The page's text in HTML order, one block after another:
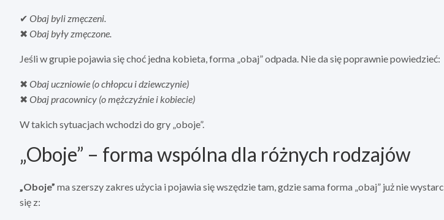
✔ Obaj byli zmęczeni.
✖ Obaj były zmęczone.
Jeśli w grupie pojawia się choć jedna kobieta, forma „obaj” odpada. Nie da się poprawnie powiedzieć:
✖ Obaj uczniowie (o chłopcu i dziewczynie)
✖ Obaj pracownicy (o mężczyźnie i kobiecie)
W takich sytuacjach wchodzi do gry „oboje”.
„Oboje” – forma wspólna dla różnych rodzajów
„Oboje” ma szerszy zakres użycia i pojawia się wszędzie tam, gdzie sama forma „obaj” już nie
się z: